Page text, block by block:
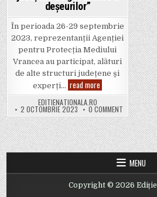
deșeurilor”
În perioada 26-29 septembrie
2023, reprezentanții Agenției
pentru Protecția Mediului
Vrancea au participat, alături
de alte structuri județene și
experți… read more Sesiune de
EDITIENATIONALA.RO
2 OCTOMBRIE 2023 0 COMMENT ON
MENU
Copyright © 2026